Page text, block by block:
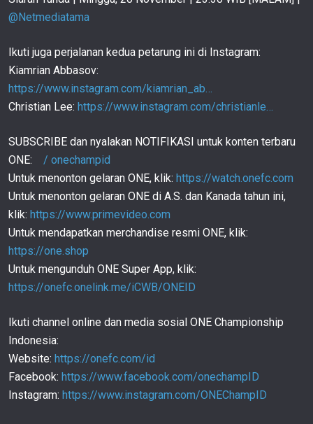
142
Retrospeksi
143
Fight Night 3
144
Eko Roni Saputra SIAP BERTARUNG! | Feature
145
02:40
Eko Roni RAIH Bonus 800 JUTA Via Heel Hook
KILAT! | ONE 162
146
PENANTANG GELAR Fabricio Andrade ATASI
Petarung Korea Kwon Won Il | Retrospeksi
147
02:34
02:31 16 OKT
149
05:04
Sejauh Ini! | Superstar Indonesia
Ini MOMEN TERBAIK Xiong Jing Nan Di Laga
@Netmediatama
Ikuti juga perjalanan kedua petarung ini di Instagram:
Kiamrian Abbasov:
https://www.instagram.com/kiamrian_ab…
Christian Lee: https://www.instagram.com/christianle…
SUBSCRIBE dan nyalakan NOTIFIKASI untuk konten terbaru
ONE:
/ onechampid
Untuk menonton gelaran ONE, klik: https://watch.onefc.com
Untuk menonton gelaran ONE di A.S. dan Kanada tahun ini,
klik: https://www.primevideo.com
Untuk mendapatkan merchandise resmi ONE, klik:
https://one.shop
Untuk mengunduh ONE Super App, klik:
https://onefc.onelink.me/iCWB/ONEID
Ikuti channel online dan media sosial ONE Championship
Indonesia:
Website: https://onefc.com/id
Facebook: https://www.facebook.com/onechampID
Instagram: https://www.instagram.com/ONEChampID